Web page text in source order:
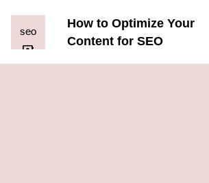
How to Optimize Your
Content for SEO